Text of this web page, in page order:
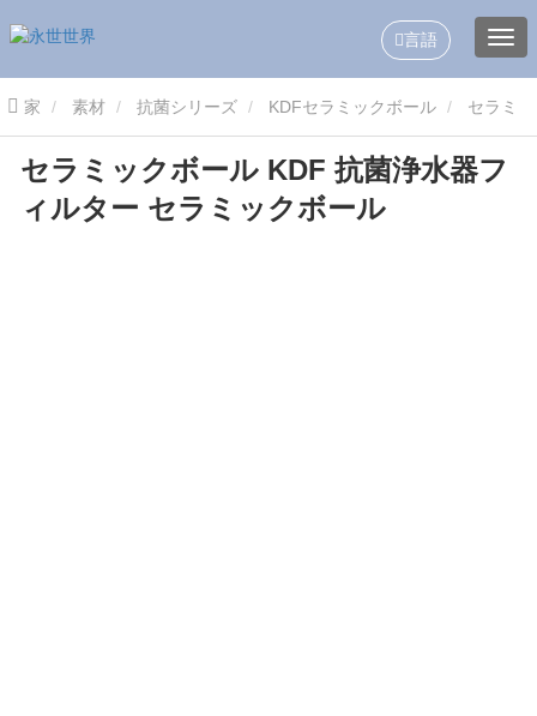
言語
家 素材 抗菌シリーズ KDFセラミックボール
ックボール KDF 抗菌浄水器フィルター セラミックボール
セラミックボール KDF 抗菌浄水器フ
ィルター セラミックボール